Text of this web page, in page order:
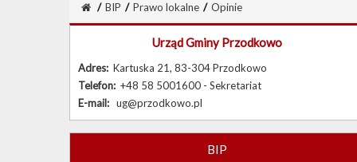
/ BIP / Prawo lokalne / Opinie
Urząd Gminy Przodkowo
Adres: Kartuska 21, 83-304 Przodkowo
Telefon: +48 58 5001600 - Sekretariat
E-mail: ug@przodkowo.pl
BIP